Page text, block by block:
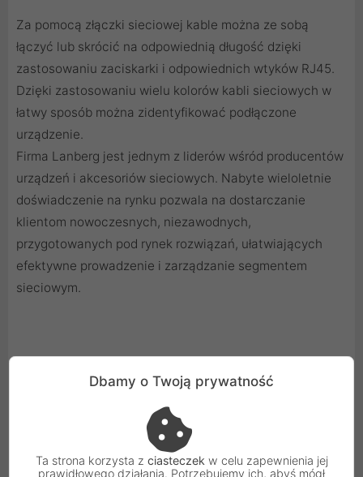
Za pomocą złączki sieciowej kable można ze sobą
łączyć lub skrócić na odpowiednią długość dzięki
zastosowaniu zaciskarki i odpowiednich wtyków RJ45.
Dzięki zastosowaniu wielu kolorów kabli sieciowych w
łatwy sposób można zidentyfikować podłączone
urządzenie.
Firma Lanberg jest jednym z liderów wśród producentów
urządzeń i akcesoriów sieciowych. Nabyte wieloletnie
doświadczenie na rynku pozwala na dostarczanie
klientom nowoczesnych, niezawodnych,
przygotowanych pod rynek rozwiązań, ułatwiających
efektywne prowadzenie i zarządzanie segmentem
sieciowym.
Dbamy o Twoją prywatność
Ta strona korzysta z ciasteczek w celu zapewnienia jej
prawidłowego działania. Potrzebujemy ich, abyś mógł